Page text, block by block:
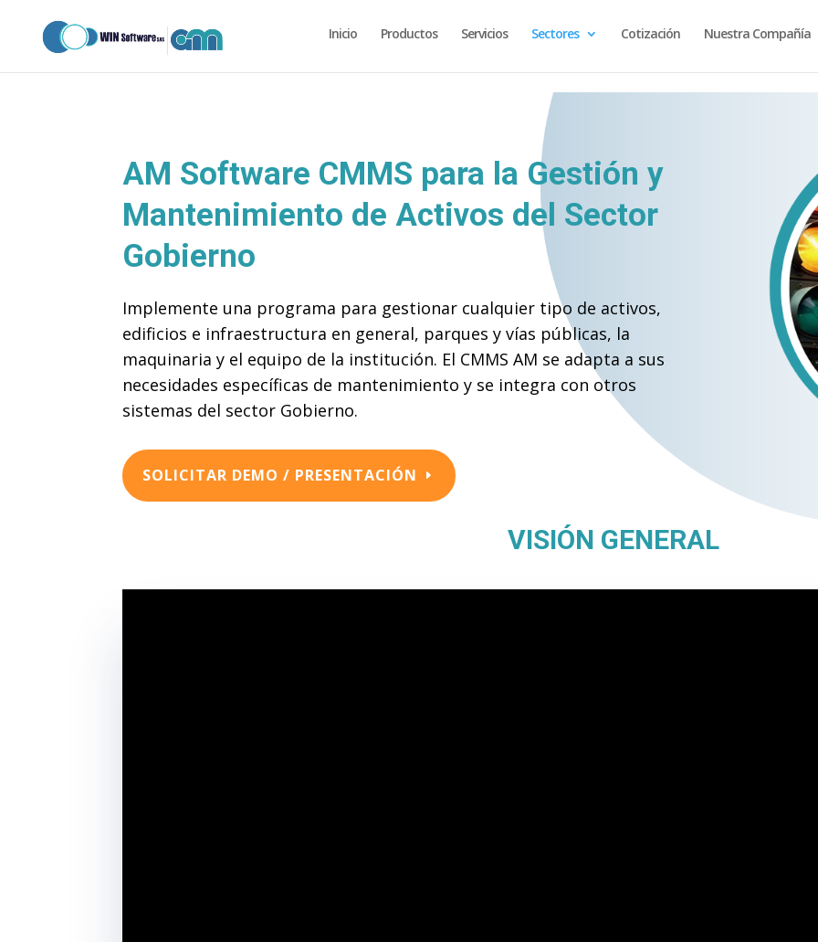
Inicio
Productos Servicios Sectores Cotización Nuestra Compañía
AM Software CMMS para la Gestión y
Mantenimiento de Activos del Sector
Gobierno
Implemente una programa para gestionar cualquier tipo de activos,
edificios e infraestructura en general, parques y vías públicas, la
maquinaria y el equipo de la institución. El CMMS AM se adapta a sus
necesidades específicas de mantenimiento y se integra con otros
sistemas del sector Gobierno.
SOLICITAR DEMO / PRESENTACIÓN
VISIÓN GENERAL